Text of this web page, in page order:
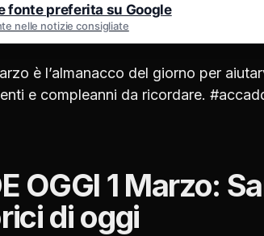
fonte preferita su Google
nelle notizie consigliate
è l’almanacco del giorno per
e compleanni da ricordare.
OGGI 1 Marzo:
di oggi